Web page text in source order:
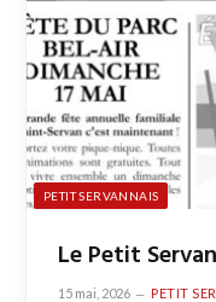
PETIT SERVANNAIS
Le Petit
15 mai, 2026 PETIT